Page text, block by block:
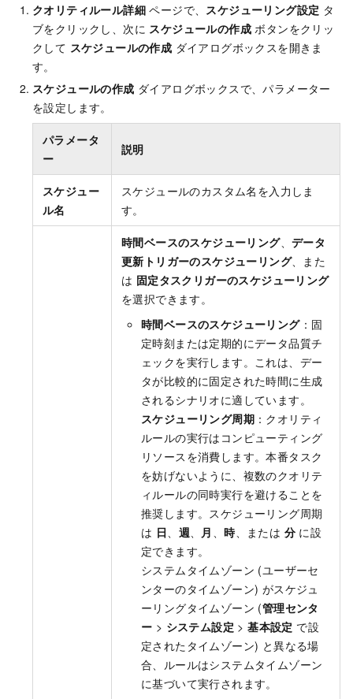
クオリティルール詳細 ページで、 スケジューリング設定 タ
ブをクリックし、次に スケジュールの作成 ボタンをクリッ
クして スケジュールの作成 ダイアログボックスを開きま
す。
スケジュールの作成 ダイアログボックスで、パラメーター
を設定します。
パラメータ
ー
説明
スケジュー
ル名
スケジュールのカスタム名を入力しま
す。
時間ベースのスケジューリング、データ
更新トリガーのスケジューリング、また
は 固定タスクリガーのスケジューリング
を選択できます。
時間ベースのスケジューリング：固
定時刻または定期的にデータ品質チ
ェックを実行します。これは、デー
タが比較的に固定された時間に生成
されるシナリオに適しています。
スケジューリング周期 ：クオリティ
ルールの実行はコンピューティング
リソースを消費します。本番タスク
を妨げないように、複数のクオリテ
ィルールの同時実行を避けることを
推奨します。スケジューリング周期
は 日 週 月 、時、または 分 に設
定できます。
システムタイムゾーン (ユーザーセ
ンターのタイムゾーン) がスケジュ
ーリングタイムゾーン (管理センタ
ー > システム設定 >基本設定 で設
定されたタイムゾーン) と異なる場
合、ルールはシステムタイムゾーン
に基づいて実行されます。